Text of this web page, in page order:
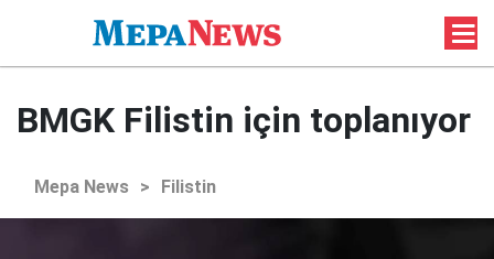
BMGK Filistin için toplanıyor
Mepa News > Filistin